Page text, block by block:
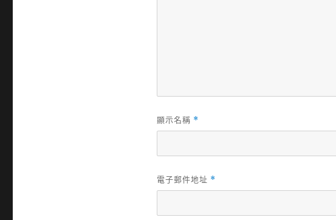
顯示名稱 *
電子郵件地址 *